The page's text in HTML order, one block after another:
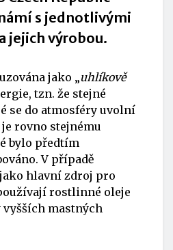
s jednotlivými
jejich výrobou.
jako „uhlíkově
tzn. že stejné
se do atmosféry uvolní
rovno stejnému
bylo předtím
V případě
hlavní zdroj pro
rostlinné oleje
mastných